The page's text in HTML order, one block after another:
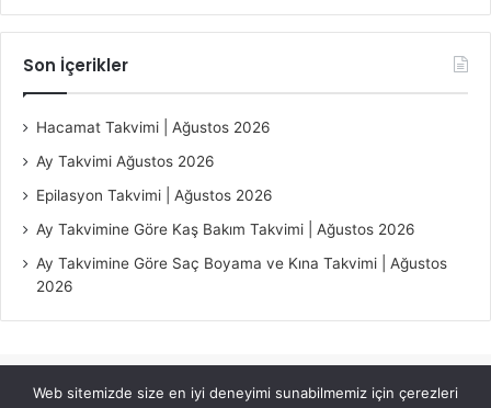
Son İçerikler
Hacamat Takvimi | Ağustos 2026
Ay Takvimi Ağustos 2026
Epilasyon Takvimi | Ağustos 2026
Ay Takvimine Göre Kaş Bakım Takvimi | Ağustos 2026
Ay Takvimine Göre Saç Boyama ve Kına Takvimi | Ağustos
2026
© Copyright 2026, All Rights Reserved | Jannah Theme by
Web sitemizde size en iyi deneyimi sunabilmemiz için çerezleri